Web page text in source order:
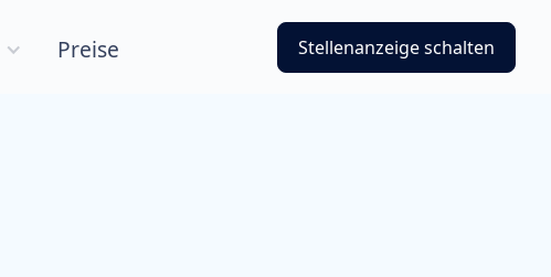
Preise Stellenanzeige schalten